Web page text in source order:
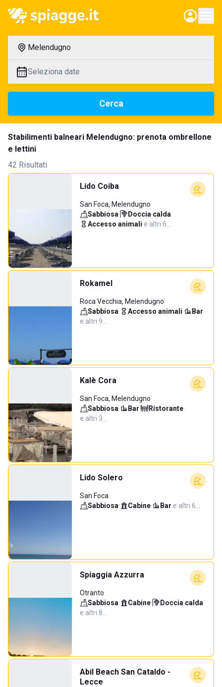
Melendugno
Seleziona date
Cerca
Stabilimenti balneari Melendugno: prenota ombrellone
e lettini
42 Risultati
Lido Coiba
San Foca, Melendugno
Sabbiosa· Doccia calda·
Accesso animali·e altri 6…
Rokamel
Roca Vecchia, Melendugno
Sabbiosa· Accesso animali· Bar·
e altri 9…
Kalè Cora
San Foca, Melendugno
Sabbiosa· Bar· Ristorante·
e altri 3…
Lido Solero
San Foca
Sabbiosa· Cabine· Bar·e altri 6…
Spiaggia Azzurra
Otranto
Sabbiosa· Cabine· Doccia calda·
e altri 8…
Abil Beach San Cataldo -
Lecce